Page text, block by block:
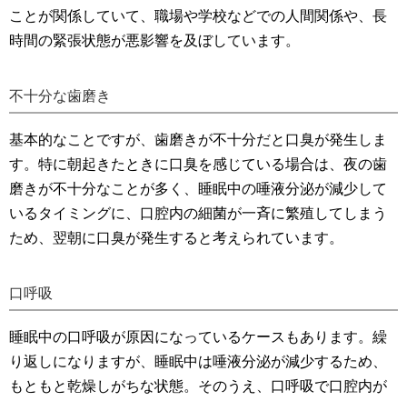
ことが関係していて、職場や学校などでの人間関係や、長
時間の緊張状態が悪影響を及ぼしています。
不十分な歯磨き
基本的なことですが、歯磨きが不十分だと口臭が発生しま
す。特に朝起きたときに口臭を感じている場合は、夜の歯
磨きが不十分なことが多く、睡眠中の唾液分泌が減少して
いるタイミングに、口腔内の細菌が一斉に繁殖してしまう
ため、翌朝に口臭が発生すると考えられています。
口呼吸
睡眠中の口呼吸が原因になっているケースもあります。繰
り返しになりますが、睡眠中は唾液分泌が減少するため、
もともと乾燥しがちな状態。そのうえ、口呼吸で口腔内が